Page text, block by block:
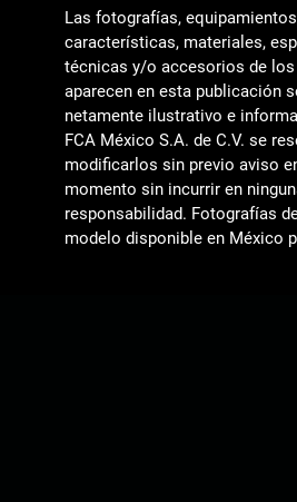
Las fotografías,
características, materiales,
técnicas y/o accesorios de
aparecen en esta publicación
netamente ilustrativo e
FCA México S.A. de C.V. se
modificarlos sin previo aviso
momento sin incurrir en
responsabilidad. Fotografías
modelo disponible en México